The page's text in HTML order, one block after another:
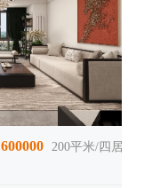
600000 200平米/四居室